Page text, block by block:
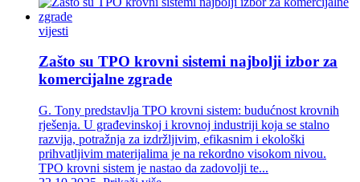
vijesti
Zašto su TPO krovni sistemi najbolji izbor za
komercijalne zgrade
G. Tony predstavlja TPO krovni sistem: budućnost krovnih
rješenja. U građevinskoj i krovnoj industriji koja se stalno
razvija, potražnja za izdržljivim, efikasnim i ekološki
prihvatljivim materijalima je na rekordno visokom nivou.
TPO krovni sistem je nastao da zadovolji te...